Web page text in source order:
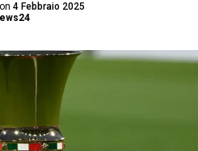
on 4 Febbraio 2025